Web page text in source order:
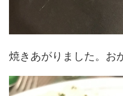
焼きあがりました。お